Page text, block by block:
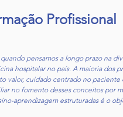
Profissional
pensamos a longo prazo na
hospitalar no país. A maioria dos
valor, cuidado centrado no paciente
no fomento desses conceitos por
aprendizagem estruturadas é o